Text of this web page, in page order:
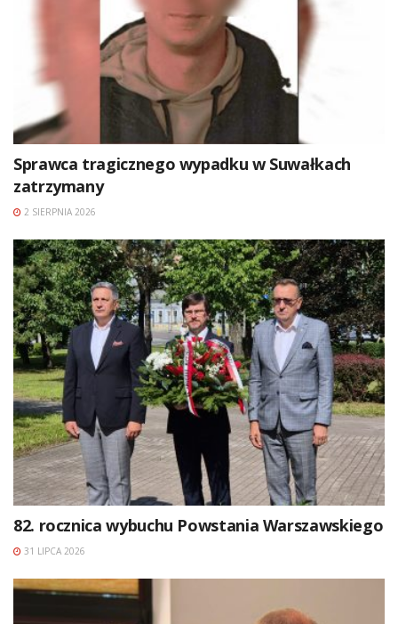
Sprawca tragicznego wypadku w Suwałkach
zatrzymany
2 SIERPNIA 2026
82. rocznica wybuchu Powstania Warszawskiego
31 LIPCA 2026